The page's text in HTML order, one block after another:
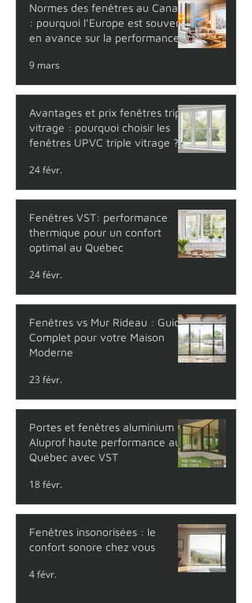
Normes des fenêtres au Canada
: pourquoi l’Europe est souvent
en avance sur la performance
9 mars
Avantages et prix fenêtres triple
vitrage : pourquoi choisir les
fenêtres UPVC triple vitrage ?
24 févr.
Fenêtres VST: performance
thermique pour un confort
optimal au Québec
24 févr.
Fenêtres vs Mur Rideau : Guide
Complet pour votre Maison
Moderne
23 févr.
Portes et fenêtres aluminium
Aluprof haute performance au
Québec avec VST
18 févr.
Fenêtres insonorisées : le
confort sonore chez vous
4 févr.